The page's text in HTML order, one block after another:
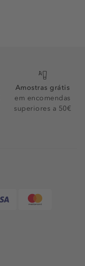
Amostras grátis
em encomendas
superiores a 50€